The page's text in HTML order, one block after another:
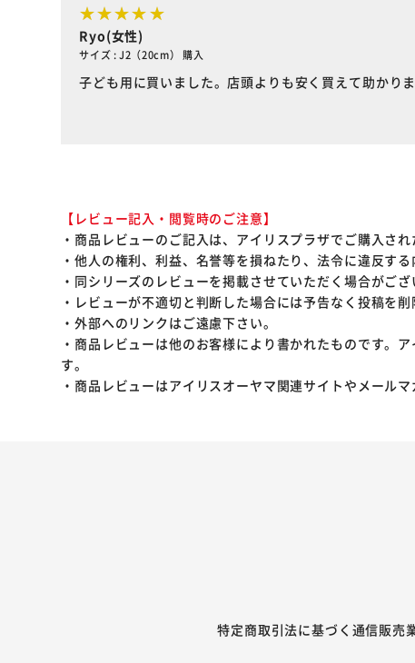
Ryo(女性)
サイズ : J2（20cm） 購入
子ども用に買いました。店頭よりも安く買えて助かりま
【レビュー記入・閲覧時のご注意】
・商品レビューのご記入は、アイリスプラザでご購入さ
・他人の権利、利益、名誉等を損ねたり、法令に違反す
・同シリーズのレビューを掲載させていただく場合がござ
・レビューが不適切と判断した場合には予告なく投稿を削
・外部へのリンクはご遠慮下さい。
・商品レビューは他のお客様により書かれたものです。
す。
・商品レビューはアイリスオーヤマ関連サイトやメール
特定商取引法に基づく通信販売